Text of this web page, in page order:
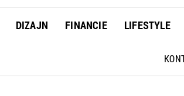
DIZAJN FINANCIE LIFESTYLE